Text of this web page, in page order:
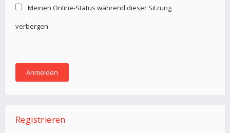
Meinen Online-Status während dieser Sitzung
verbergen
Registrieren